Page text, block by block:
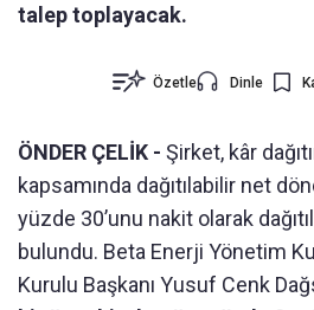
talep toplayacak.
Özetle Dinle
ÖNDER ÇELİK - Şirket, kâr
kapsamında dağıtılabilir net
yüzde 30’unu nakit olarak
bulundu. Beta Enerji Yönetim
Kurulu Başkanı Yusuf Cenk